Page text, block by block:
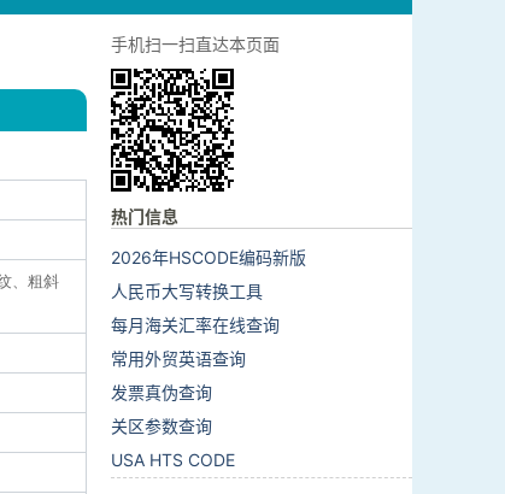
、粗斜
手机扫一扫直达本页面
热门信息
2026年HSCODE编码新版
人民币大写转换工具
每月海关汇率在线查询
常用外贸英语查询
发票真伪查询
关区参数查询
USA HTS CODE